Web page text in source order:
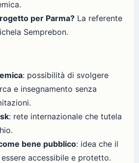
per Parma? La referente
Semprebon.
: possibilità di svolgere
e insegnamento senza
: rete internazionale che tutela
bene pubblico: idea che il
accessibile e protetto.